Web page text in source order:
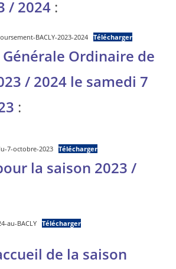
/ 2024 :
BACLY-2023-2024 Télécharger
Ordinaire de
/ 2024 le samedi 7
:
7-octobre-2023 Télécharger
la saison 2023 /
au-BACLY Télécharger
de la saison